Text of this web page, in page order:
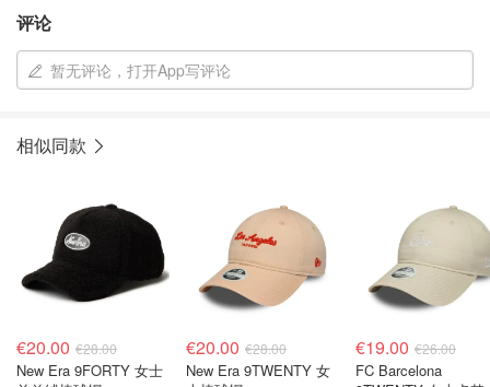
评论
暂无评论，打开App写评论
相似同款
€20.00 €28.00
New Era 9FORTY 女士
€20.00 €28.00
New Era 9TWENTY 女
€19.00 €26.00
FC Barcelona